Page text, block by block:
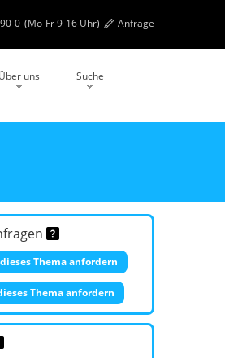
0 (Mo-Fr 9-16 Uhr) Anfrage
Über uns Suche
Thema anfordern
Thema anfordern